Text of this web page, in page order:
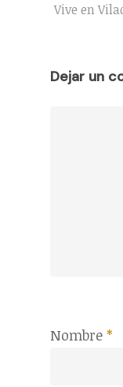
Vive en
Dejar un
Nombre *